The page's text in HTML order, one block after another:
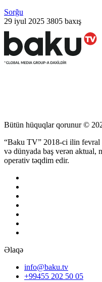
Sorğu
29 iyul 2025 3805 baxış
Bütün hüquqlar qorunur ©
“Baku TV” 2018-ci ilin fevral
və dünyada baş verən aktual,
operativ təqdim edir.
Əlaqə
info@baku.tv
+99455 202 50 05